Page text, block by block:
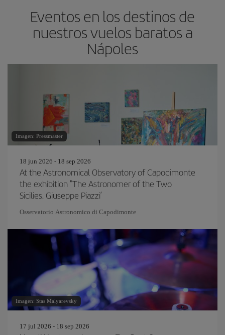
Eventos en los destinos de
nuestros vuelos baratos a
Nápoles
Imagen: Pressmaster
18 jun 2026 - 18 sep 2026
At the Astronomical Observatory of Capodimonte
the exhibition "The Astronomer of the Two
Sicilies. Giuseppe Piazzi’
Osservatorio Astronomico di Capodimonte
Imagen: Stas Malyarevsky
17 jul 2026 - 18 sep 2026